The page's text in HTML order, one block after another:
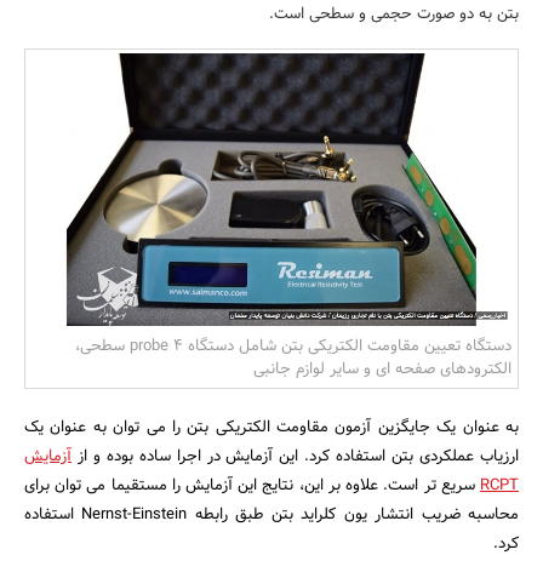
مسکن و ساختمان
بتن به دو صورت حجمی و سطحی است.
دستگاه تعیین مقاومت الکتریکی بتن شامل دستگاه 4 probe سطحی،
الکترودهای صفحه ای و سایر لوازم جانبی
به عنوان یک جایگزین آزمون مقاومت الکتریکی بتن را می توان به عنوان یک
ارزیاب عملکردی بتن استفاده کرد. این آزمایش در اجرا ساده بوده و از آزمایش
RCPTسریع تر است. علاوه بر این، نتایج این آزمایش را مستقیما می توان برای
محاسبه ضریب انتشار یون کلراید بتن طبق رابطه Nernst-Einstein استفاده
کرد.